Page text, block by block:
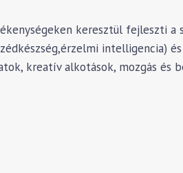
keresztül fejleszti a
intelligencia)
kreatív alkotások, mozgás és